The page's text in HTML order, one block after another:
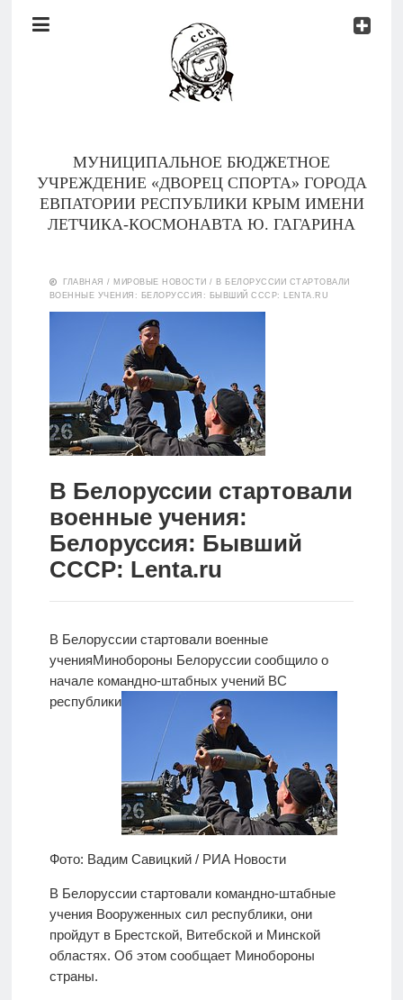
Документы
МУНИЦИПАЛЬНОЕ БЮДЖЕТНОЕ
УЧРЕЖДЕНИЕ «ДВОРЕЦ СПОРТА» ГОРОДА
ЕВПАТОРИИ РЕСПУБЛИКИ КРЫМ ИМЕНИ
ЛЕТЧИКА-КОСМОНАВТА Ю. ГАГАРИНА
Документы
Контакты
Новости
нас
Версия для
ГЛАВНАЯ / МИРОВЫЕ НОВОСТИ / В БЕЛОРУССИИ СТАРТОВАЛИ
ВОЕННЫЕ УЧЕНИЯ: БЕЛОРУССИЯ: БЫВШИЙ СССР: LENTA.RU
В Белоруссии стартовали
военные учения:
Белоруссия: Бывший
СССР: Lenta.ru
В Белоруссии стартовали военные
ученияМинобороны Белоруссии сообщило о
начале командно-штабных учений ВС
республики
Фото: Вадим Савицкий / РИА Новости
В Белоруссии стартовали командно-штабные
учения Вооруженных сил республики, они
пройдут в Брестской, Витебской и Минской
областях. Об этом сообщает Минобороны
страны.